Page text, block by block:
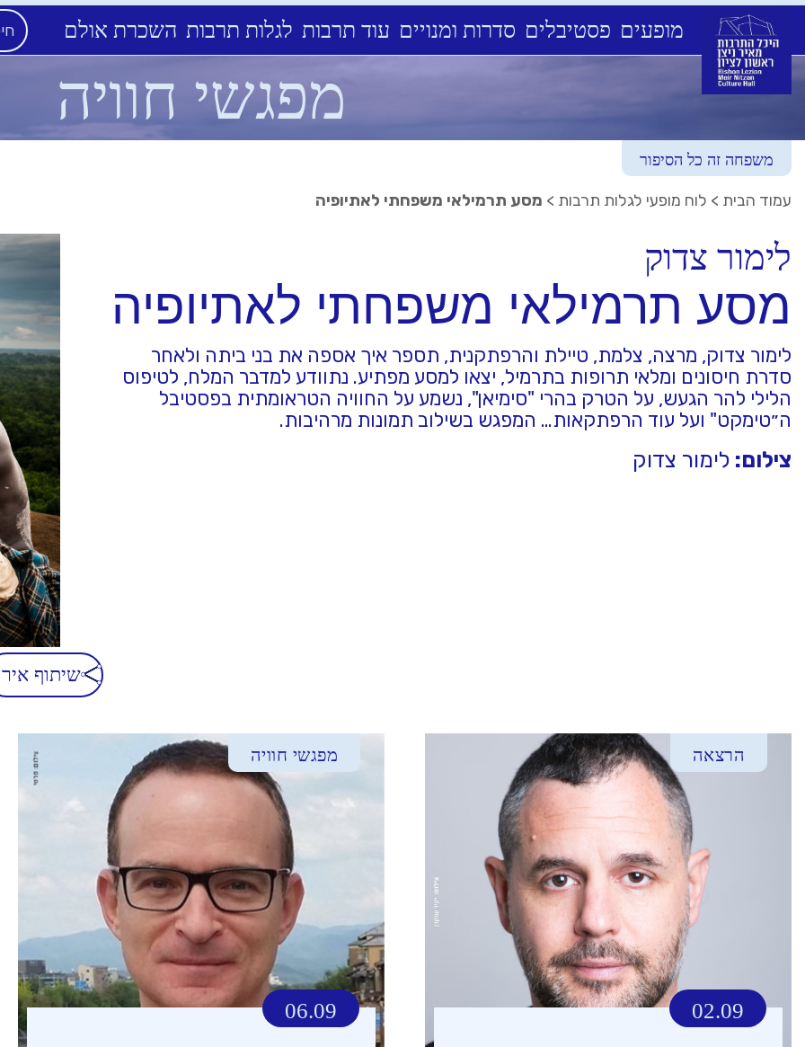
מופעים פסטיבלים סדרות ומנויים עוד תרבות לגלות תרבות השכרת אולם
מפגשי חוויה
משפחה זה כל הסיפור
עמוד הבית > לוח מופעי לגלות תרבות > מסע תרמילאי משפחתי לאתיופיה
לימור צדוק
מסע תרמילאי משפחתי לאתיופיה
לימור צדוק, מרצה, צלמת, טיילת והרפתקנית, תספר איך אספה את בני ביתה ולאחר
סדרת חיסונים ומלאי תרופות בתרמיל, יצאו למסע מפתיע. נתוודע למדבר המלח, לטיפוס
הלילי להר הגעש, על הטרק בהרי "סימיאן", נשמע על החוויה הטראומתית בפסטיבל
ה״טימקט" ועל עוד הרפתקאות… המפגש בשילוב תמונות מרהיבות.
צילום: לימור צדוק
שיתוף
הרצאה
02.09
מפגשי חוויה
06.09